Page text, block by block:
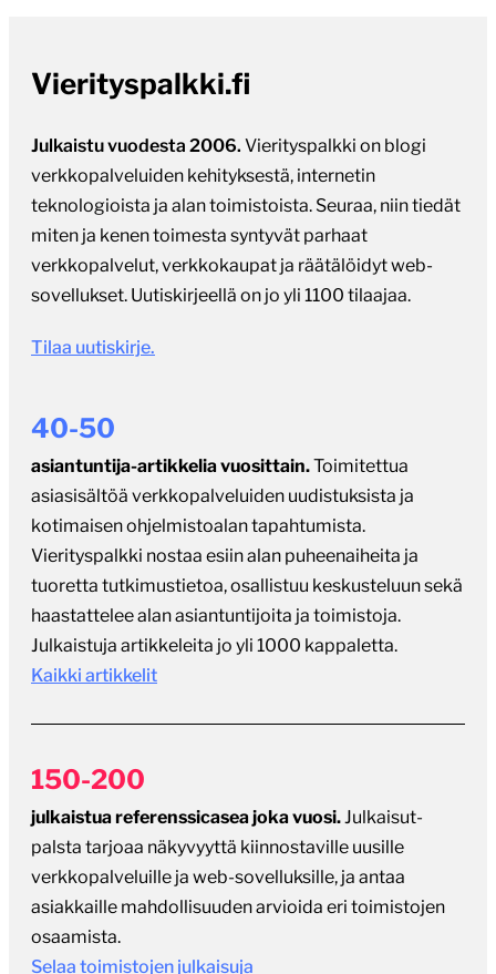
Vierityspalkki.fi
Julkaistu vuodesta 2006. Vierityspalkki on blogi
verkkopalveluiden kehityksestä, internetin
teknologioista ja alan toimistoista. Seuraa, niin tiedät
miten ja kenen toimesta syntyvät parhaat
verkkopalvelut, verkkokaupat ja räätälöidyt web-
sovellukset. Uutiskirjeellä on jo yli 1100 tilaajaa.
Tilaa uutiskirje.
40-50
asiantuntija-artikkelia vuosittain.Toimitettua
asiasisältöä verkkopalveluiden uudistuksista ja
kotimaisen ohjelmistoalan tapahtumista.
Vierityspalkki nostaa esiin alan puheenaiheita ja
tuoretta tutkimustietoa, osallistuu keskusteluun sekä
haastattelee alan asiantuntijoita ja toimistoja.
Julkaistuja artikkeleita jo yli 1000 kappaletta.
Kaikki artikkelit
150-200
julkaistua referenssicasea joka vuosi.Julkaisut-
palsta tarjoaa näkyvyyttä kiinnostaville uusille
verkkopalveluille ja web-sovelluksille, ja antaa
asiakkaille mahdollisuuden arvioida eri toimistojen
osaamista.
Selaa toimistojen julkaisuja